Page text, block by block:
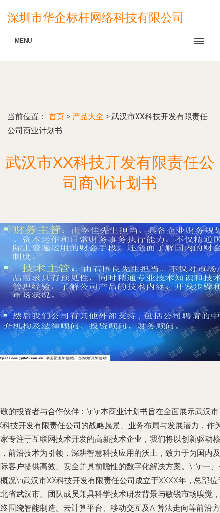
深圳市华企标杆网络科技有限公司
MENU
当前位置： 首页 > 产品大全 > 武汉市XX科技开发有限责任
公司商业计划书
武汉市XX科技开发有限责任公
司商业计划书
的投资者与合作伙伴：\n\n本商业计划书旨在全面展示武汉市
科技开发有限责任公司的战略愿景、业务布局与发展潜力，作
专注于互联网技术开发的高新技术企业，我们将以创新驱动核
前沿技术为引领，深耕智慧科技应用的沃土，致力于为国内及
客户提供高效、安全并具前瞻性的数字化解决方案。\n\n一
况\n武汉市XX科技开发有限责任公司成立于XXXX年，总部位
省武汉市。团队成员兼具科学技术研发背景与敏锐市场嗅觉，
围绕智能制造、云计算平台、移动交互及AI算法走向等前沿方